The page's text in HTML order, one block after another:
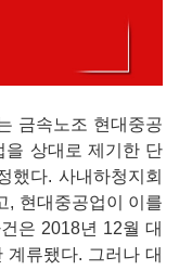
금속노조 현대중공
을 상대로 제기한 단
했다. 사내하청지회
, 현대중공업이 이를
은 2018년 12월 대
류됐다. 그러나 대